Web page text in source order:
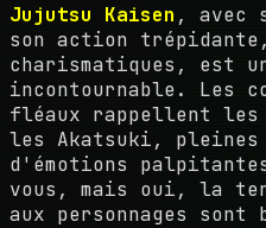
Jujutsu Kaisen , avec
son action
charismatiques, est
incontournable. Les
fléaux rappellent les
les Akatsuki,
d'émotions
vous, mais oui, la
aux personnages